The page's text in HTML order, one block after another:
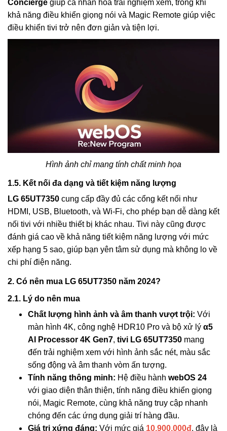
Concierge giúp cá nhân hóa trải nghiệm xem, trong khi
khả năng điều khiển giọng nói và Magic Remote giúp việc
điều khiển tivi trở nên đơn giản và tiện lợi.
Hình ảnh chỉ mang tính chất minh họa
1.5. Kết nối đa dạng và tiết kiệm năng lượng
LG 65UT7350 cung cấp đầy đủ các cổng kết nối như
HDMI, USB, Bluetooth, và Wi-Fi, cho phép bạn dễ dàng kết
nối tivi với nhiều thiết bị khác nhau. Tivi này cũng được
đánh giá cao về khả năng tiết kiệm năng lượng với mức
xếp hạng 5 sao, giúp bạn yên tâm sử dụng mà không lo về
chi phí điện năng.
2. Có nên mua LG 65UT7350 năm 2024?
2.1. Lý do nên mua
Chất lượng hình ảnh và âm thanh vượt trội: Với
màn hình 4K, công nghệ HDR10 Pro và bộ xử lý α5
AI Processor 4K Gen7, tivi LG 65UT7350 mang
đến trải nghiệm xem với hình ảnh sắc nét, màu sắc
sống động và âm thanh vòm ấn tượng.
Tính năng thông minh: Hệ điều hành webOS 24
với giao diện thân thiện, tính năng điều khiển giọng
nói, Magic Remote, cùng khả năng truy cập nhanh
chóng đến các ứng dụng giải trí hàng đầu.
Giá trị xứng đáng: Với mức giá 10.900.000đ, đây là